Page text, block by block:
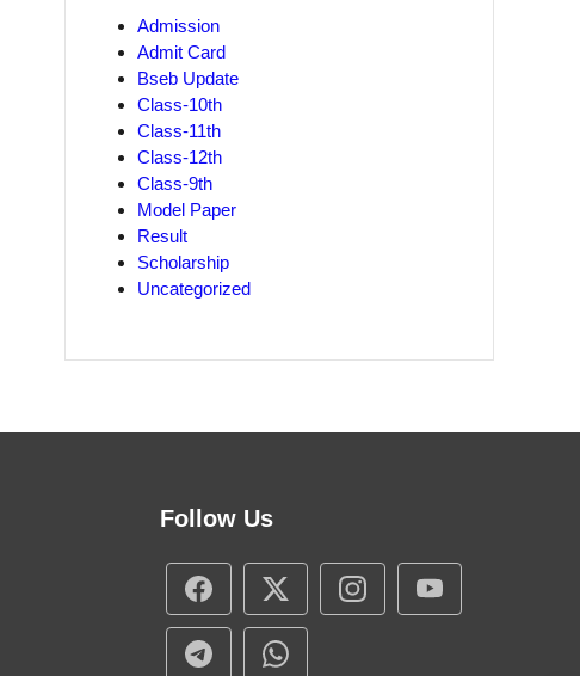
Admission
Admit Card
Bseb Update
Class-10th
Class-11th
Class-12th
Class-9th
Model Paper
Result
Scholarship
Uncategorized
Follow Us